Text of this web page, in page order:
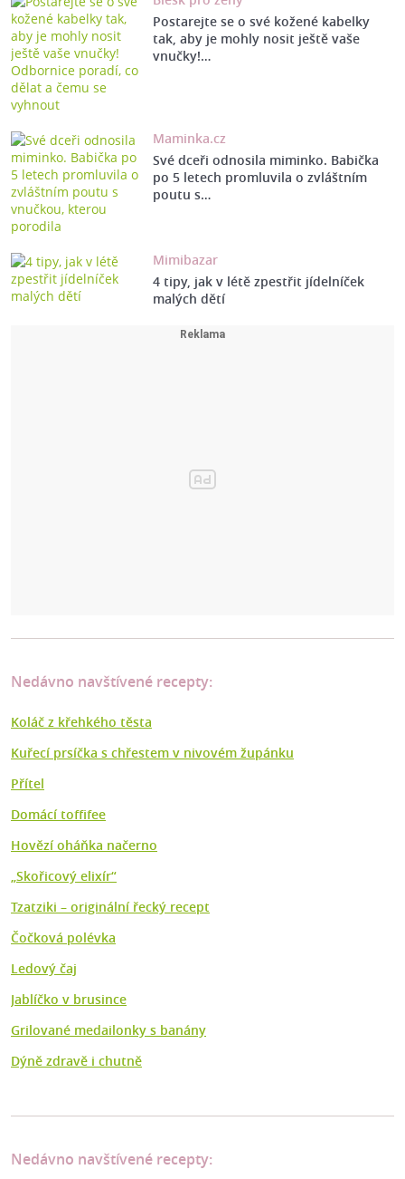
Postarejte se o své kožené kabelky
tak, aby je mohly nosit ještě vaše
vnučky!…
Maminka.cz
Své dceři odnosila miminko. Babička
po 5 letech promluvila o zvláštním
poutu s…
Mimibazar
4 tipy, jak v létě zpestřit jídelníček
malých dětí
Nedávno navštívené recepty:
Koláč z křehkého těsta
Kuřecí prsíčka s chřestem v nivovém župánku
Přítel
Domácí toffifee
Hovězí oháňka načerno
„Skořicový elixír“
Tzatziki – originální řecký recept
Čočková polévka
Ledový čaj
Jablíčko v brusince
Grilované medailonky s banány
Dýně zdravě i chutně
Nedávno navštívené recepty: